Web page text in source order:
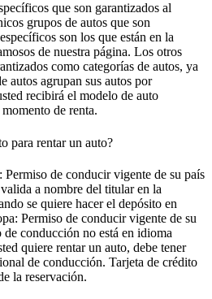
que son garantizados al
grupos de autos que son
son los que están en la
de nuestra página. Los otros
como categorías de autos, ya
autos agrupan sus autos por
recibirá el modelo de auto
de renta.
para rentar un auto?
Permiso de conducir vigente de su país
a nombre del titular en la
se quiere hacer el depósito en
Permiso de conducir vigente de su
conducción no está en idioma
quiere rentar un auto, debe tener
de conducción. Tarjeta de crédito
la reservación.